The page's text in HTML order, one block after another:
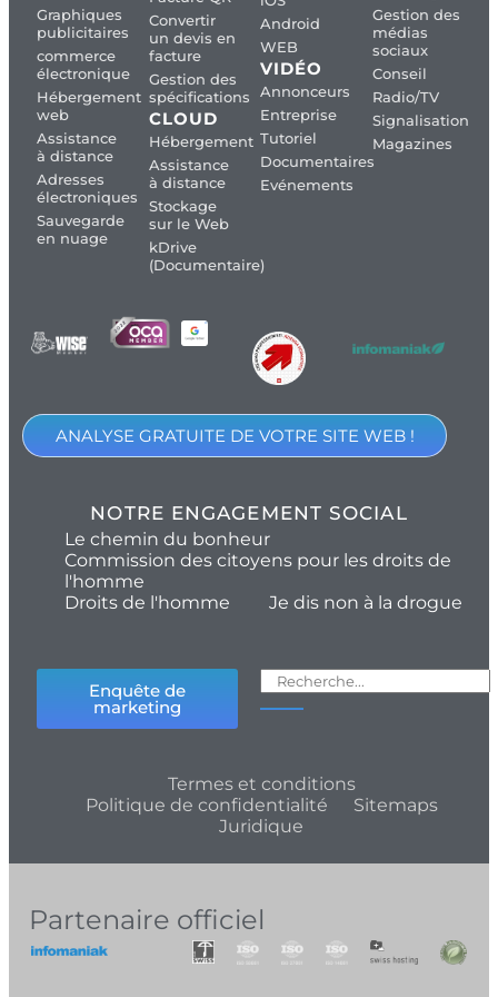
Graphiques
publicitaires
commerce
électronique
Hébergement
web
Assistance
à distance
Adresses
électroniques
Sauvegarde
en nuage
Convertir
un devis en
facture
Gestion des
spécifications
CLOUD
Hébergement
Assistance
à distance
Stockage
sur le Web
kDrive
(Documentaire)
Android
WEB
VIDÉO
Annonceurs
Entreprise
Tutoriel
Documentaires
Evénements
Gestion des
médias
sociaux
Conseil
Radio/TV
Signalisation
Magazines
ANALYSE GRATUITE DE VOTRE SITE WEB !
NOTRE ENGAGEMENT SOCIAL
Le chemin du bonheur
Commission des citoyens pour les droits de
l'homme
Droits de l'homme
Je dis non à la drogue
Enquête de
marketing
Termes et conditions
Politique de confidentialité
Sitemaps
Juridique
Partenaire officiel